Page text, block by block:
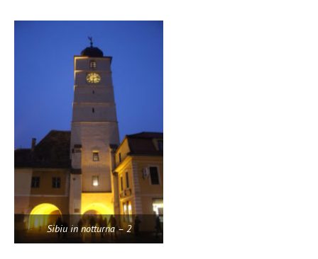
Sibiu in notturna – 2